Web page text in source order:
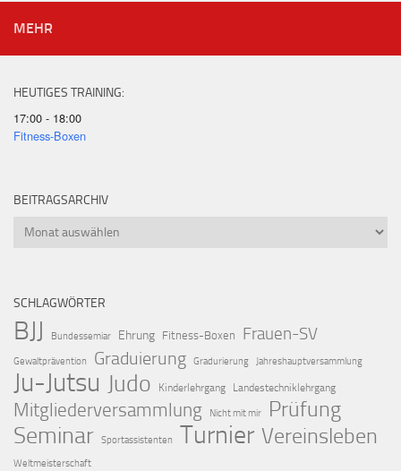
MEHR
HEUTIGES TRAINING:
17:00 - 18:00
Fitness-Boxen
BEITRAGSARCHIV
Beitragsarchiv
SCHLAGWÖRTER
BJJ Bundessemiar Ehrung Fitness-Boxen Frauen-SV
Gewaltprävention Graduierung Gradurierung Jahreshauptversammlung
Ju-Jutsu Judo Kinderlehrgang Landestechniklehrgang
Mitgliederversammlung Nicht mit mir Prüfung
Seminar Sportassistenten Turnier Vereinsleben
Weltmeisterschaft